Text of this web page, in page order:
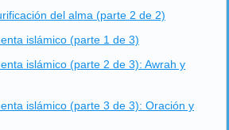
del alma (parte 2 de 2)
islámico (parte 1 de 3)
islámico (parte 2 de 3): Awrah y
islámico (parte 3 de 3): Oración y